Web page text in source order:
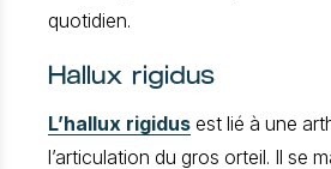
quotidien.
Hallux rigidus
L’hallux rigidus est lié à une
l’articulation du gros orteil. Il se